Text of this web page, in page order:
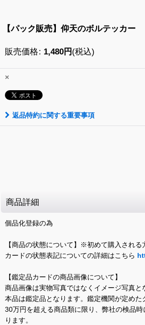
【パック販売】仰天のボルテッカー
販売価格: 1,480円 (税込)
×
返品特約に関する重要事項
商品詳細
個品化登録の為
【商品の状態について】※初めて購入される
カードの状態表記についての詳細はこちら
【鑑定品カードの商品画像について】
商品画像は実物写真ではなくイメージ写真と
本品は鑑定品となります。鑑定機関が定め
30万円を超える商品類に限り、弊社の検品
ります。